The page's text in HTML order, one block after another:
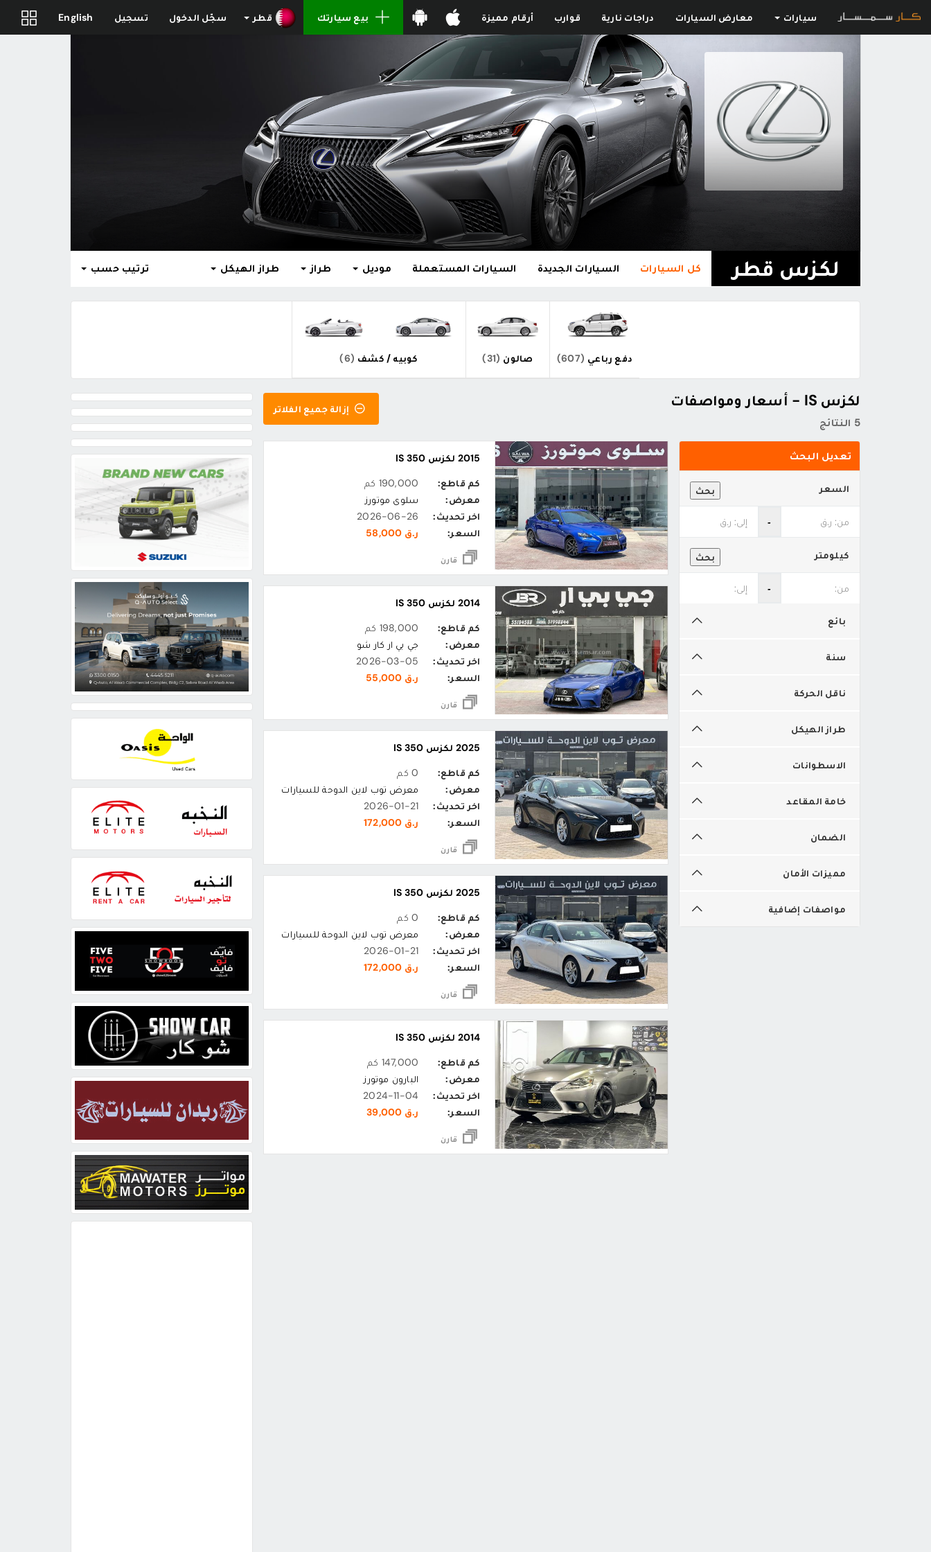
سيارات معارض السيارات دراجات نارية قوارب أرقام مميزة بيع سيارتك قطر سجّل الدخول تسجيل English
لكزس قطر كل السيارات السيارات الجديدة السيارات المستعملة موديل طراز طراز الهيكل ترتيب حسب
دفع رباعي (607) صالون (31) كوبيه / كشف (6)
لكزس IS - أسعار ومواصفات
5 النتائج
إزالة جميع الفلاتر
تعديل البحث
بحث السعر
‐
بحث كيلومتر
‐
بائع
سنة
ناقل الحركة
طراز الهيكل
الاسطوانات
خامة المقاعد
الضمان
مميزات الأمان
مواصفات إضافية
2015 لكزس IS 350
كم قاطع:
190,000 كم
معرض:
سلوى موتورز
اخر تحديث:
2026-06-26
السعر:
ر.ق 58,000
قارن
2014 لكزس IS 350
كم قاطع:
198,000 كم
معرض:
جي بي ار كار شو
اخر تحديث:
2026-03-05
السعر:
ر.ق 55,000
قارن
2025 لكزس IS 350
كم قاطع:
0 كم
معرض:
معرض توب لاين الدوحة للسيارات
اخر تحديث:
2026-01-21
السعر:
ر.ق 172,000
قارن
2025 لكزس IS 350
كم قاطع:
0 كم
معرض:
معرض توب لاين الدوحة للسيارات
اخر تحديث:
2026-01-21
السعر:
ر.ق 172,000
قارن
2014 لكزس IS 350
كم قاطع:
147,000 كم
معرض:
البارون موتورز
اخر تحديث:
2024-11-04
السعر:
ر.ق 39,000
قارن